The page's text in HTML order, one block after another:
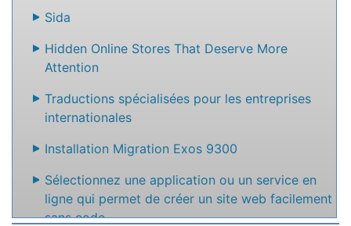
Sida
Hidden Online Stores That Deserve More
Attention
Traductions spécialisées pour les entreprises
internationales
Installation Migration Exos 9300
Sélectionnez une application ou un service en
ligne qui permet de créer un site web facilement
sans code